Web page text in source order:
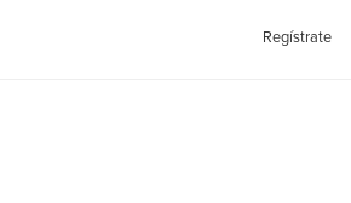
Regístrate